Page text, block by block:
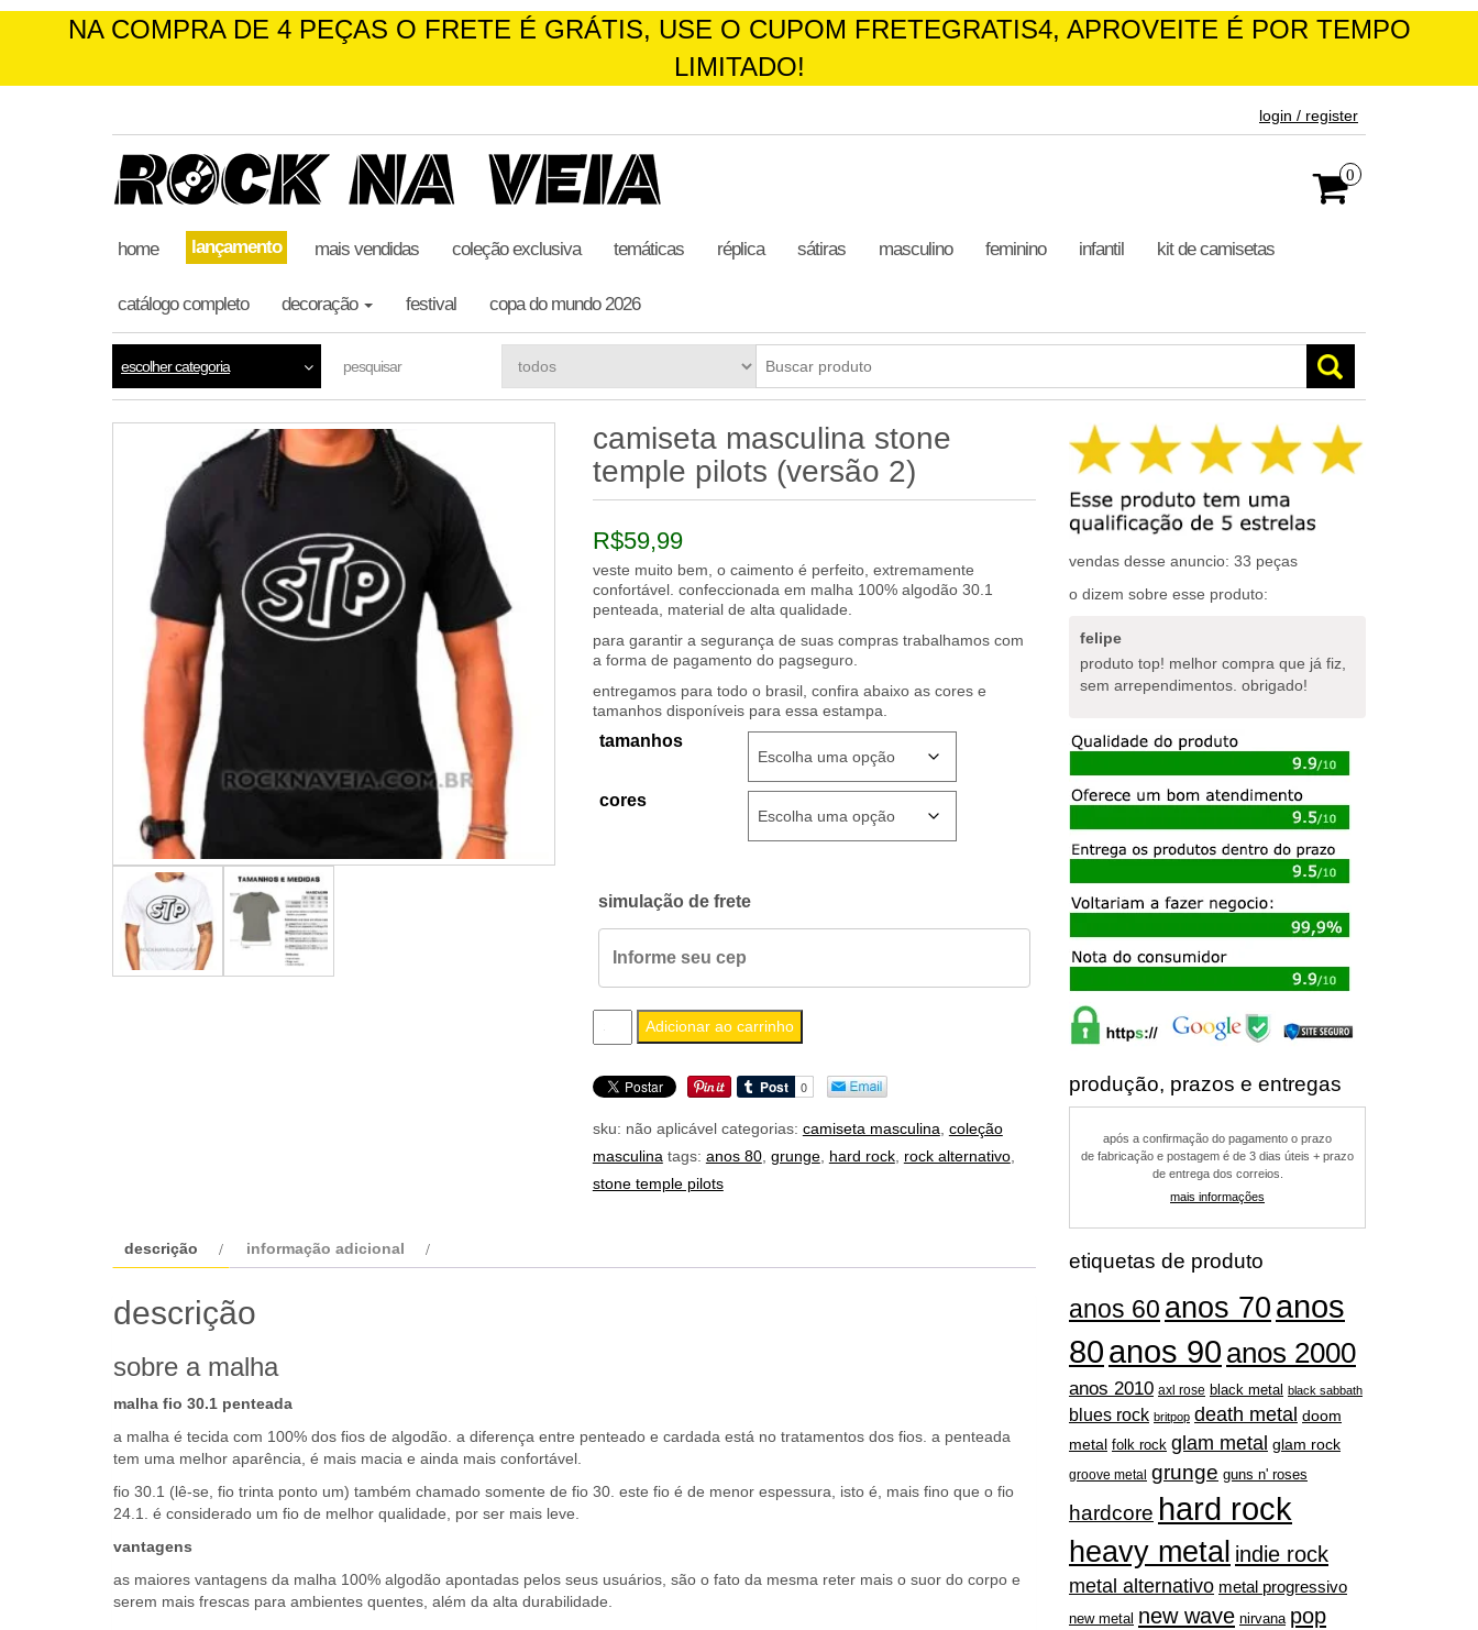
NA COMPRA DE 4 PEÇAS O FRETE É GRÁTIS, USE O CUPOM FRETEGRATIS4, APROVEITE É POR TEMPO
LIMITADO!
login / register
0
home lançamento mais vendidas coleção exclusiva temáticas réplica sátiras masculino feminino infantil kit de camisetas
catálogo completo decoração festival copa do mundo 2026
escolher categoria pesquisar
camiseta masculina stone
temple pilots (versão 2)
R$59,99
veste muito bem, o caimento é perfeito, extremamente
confortável. confeccionada em malha 100% algodão 30.1
penteada, material de alta qualidade.
para garantir a segurança de suas compras trabalhamos com
a forma de pagamento do pagseguro.
entregamos para todo o brasil, confira abaixo as cores e
tamanhos disponíveis para essa estampa.
tamanhos
cores
simulação de frete
camiseta
masculina
stone
pilots
(versão
2)
Adicionar ao carrinho
sku: não aplicável categorias: camiseta masculina coleção
masculina tags: anos 80, grunge, hard rock, rock alternativo,
stone temple pilots
descrição informação adicional
descrição
sobre a malha
malha fio 30.1 penteada
a malha é tecida com 100% dos fios de algodão. a diferença entre penteado e cardada está no tratamentos dos fios. a penteada
tem uma melhor aparência, é mais macia e ainda mais confortável.
fio 30.1 (lê-se, fio trinta ponto um) também chamado somente de fio 30. este fio é de menor espessura, isto é, mais fino que o fio
24.1. é considerado um fio de melhor qualidade, por ser mais leve.
vantagens
as maiores vantagens da malha 100% algodão apontadas pelos seus usuários, são o fato da mesma reter mais o suor do corpo e
serem mais frescas para ambientes quentes, além da alta durabilidade.
vendas desse anuncio: 33 peças
o dizem sobre esse produto:
felipe
produto top! melhor compra que já fiz,
sem arrependimentos. obrigado!
produção, prazos e entregas
após a confirmação do pagamento o prazo
de fabricação e postagem é de 3 dias úteis + prazo
de entrega dos correios.
mais informações
etiquetas de produto
anos 60 anos 70 anos
80anos 90 anos 2000
anos 2010 axl rose black metal black sabbath
blues rock britpop death metal doom
metal folk rock glam metal glam rock
groove metal grunge guns n' roses
hardcore hard rock
heavy metal indie rock
metal alternativo metal progressivo
new metal new wave nirvana pop